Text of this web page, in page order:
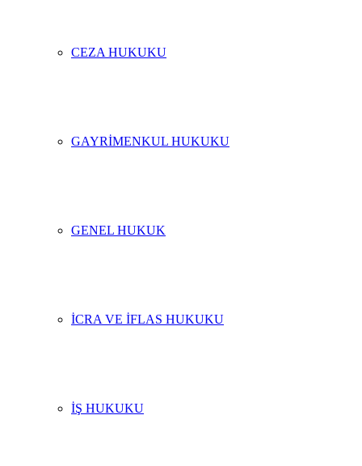
CEZA HUKUKU
GAYRIMENKUL HUKUKU
GENEL HUKUK
İCRA VE İFLAS HUKUKU
İŞ HUKUKU